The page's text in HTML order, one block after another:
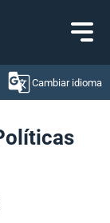
Cambiar idioma